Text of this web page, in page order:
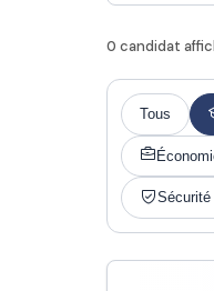
0 candidat
Tous